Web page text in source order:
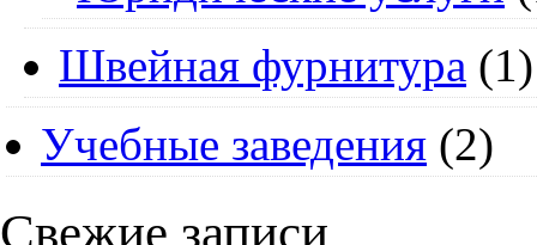
Швейная фурнитура (1)
Учебные заведения (2)
Свежие записи